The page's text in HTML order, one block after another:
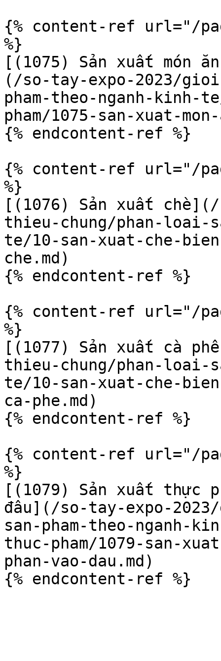
{% content-ref url="/
%}
[(1075) Sản xuất món
(/so-tay-expo-2023/
pham-theo-nganh-kinh-
pham/1075-san-xuat-
{% endcontent-ref %}
{% content-ref url="/
%}
[(1076) Sản xuất
thieu-chung/phan-loai-
te/10-san-xuat-che-
che.md)
{% endcontent-ref %}
{% content-ref url="/
%}
[(1077) Sản xuất cà
thieu-chung/phan-loai-
te/10-san-xuat-che-
ca-phe.md)
{% endcontent-ref %}
{% content-ref url="/
%}
[(1079) Sản xuất thực
đâu](/so-tay-expo-
san-pham-theo-nganh-
thuc-pham/1079-san-
phan-vao-dau.md)